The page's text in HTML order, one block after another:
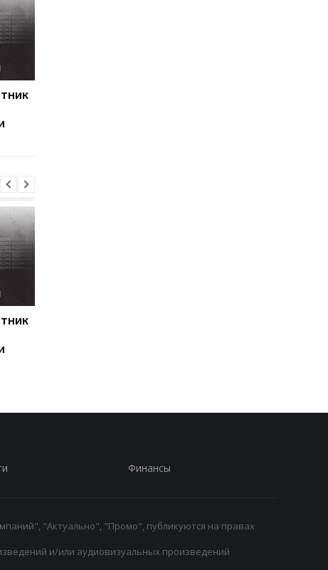
Финансы
"Актуально", "Промо", публикуются на правах
и/или аудиовизуальных произведений